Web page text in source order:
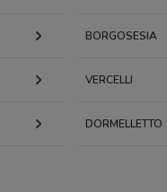
BORGOSESIA
VERCELLI
DORMELLETTO